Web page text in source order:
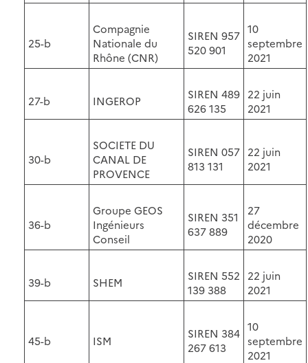
25-b
Compagnie
Nationale du
Rhône (CNR)
SIREN 957
520 901
10
septembre
2021
27-b INGEROP
SIREN 489
626 135
22 juin
2021
30-b
SOCIETE DU
CANAL DE
PROVENCE
SIREN 057
813 131
22 juin
2021
36-b
Groupe GEOS
Ingénieurs
Conseil
SIREN 351
637 889
27
décembre
2020
39-b SHEM
SIREN 552
139 388
22 juin
2021
45-b ISM
SIREN 384
267 613
10
septembre
2021